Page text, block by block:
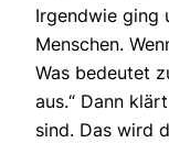
Irgendwie ging
Menschen.
Was bedeutet
aus.“ Dann
sind. Das wird